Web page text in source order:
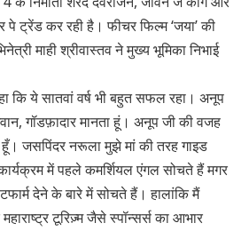
ट्रेंड कर रही है। फीचर फिल्म ‘जया’ की
माही श्रीवास्तव ने मुख्य भूमिका निभाई
कि ये सातवां वर्ष भी बहुत सफल रहा। अनूप
गॉडफ़ादार मानता हूं। अनूप जी की वजह
जसपिंदर नरूला मुझे मां की तरह गाइड
में पहले कमर्शियल एंगल सोचते हैं मगर
देने के बारे में सोचते हैं। हालांकि मैं
टूरिज़्म जैसे स्पॉन्सर्स का आभार